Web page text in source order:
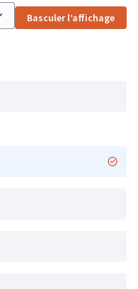
Basculer l’affichage